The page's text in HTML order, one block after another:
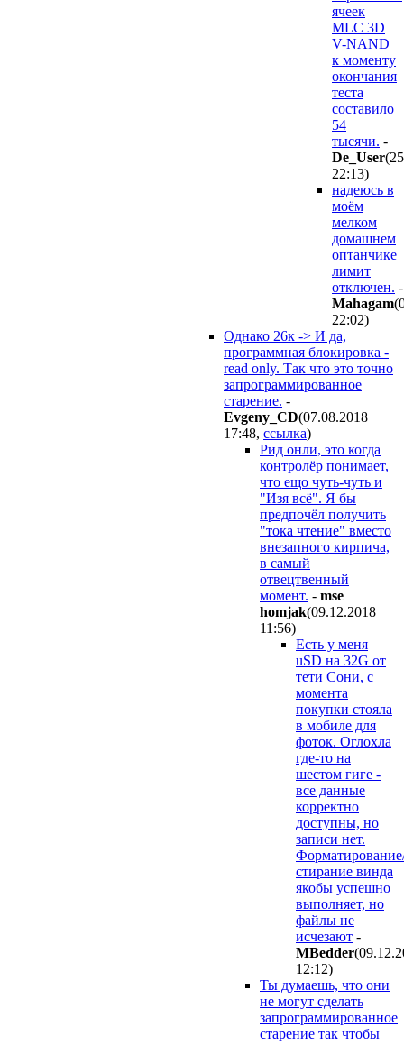
ячеек
MLC 3D
V-NAND
к моменту
окончания
теста
составило
54
тысячи. -
De_User
22:13)
надеюсь в
моём
мелком
домашнем
оптанчике
лимит
отключен. -
Mahagam
22:02)
Однако 26к -> И да,
программная блокировка -
read only. Так что это точно
запрограммированное
старение. -
Evgeny_CD(07.08.2018
17:48, ссылка)
Рид онли, это когда
контролёр понимает,
что ещо чуть-чуть и
"Изя всё". Я бы
предпочёл получить
"тока чтение" вместо
внезапного кирпича,
в самый
отвецтвенный
момент. - mse
homjak(09.12.2018
11:56)
Есть у меня
uSD на 32G от
тети Сони, с
момента
покупки стояла
в мобиле для
фоток. Оглохла
где-то на
шестом гиге -
все данные
корректно
доступны, но
записи нет.
стирание винда
якобы успешно
выполняет, но
файлы не
исчезают -
MBedder
12:12)
Ты думаешь, что они
не могут сделать
запрограммированное
старение так чтобы